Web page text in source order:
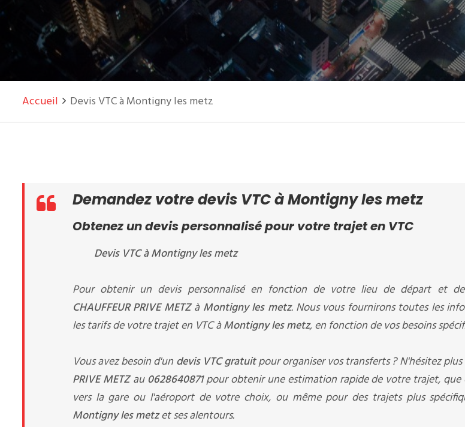
Accueil Devis VTC à Montigny les metz
Demandez votre devis VTC à Montigny les metz
Obtenez un devis personnalisé pour votre trajet en VTC
Devis VTC à Montigny les metz
Pour obtenir un devis personnalisé en fonction de votre lieu de départ et
CHAUFFEUR PRIVE METZà Montigny les metz. Nous vous fournirons toutes les
les tarifs de votre trajet en VTC àMontigny les metz, en fonction de vos besoins
Vous avez besoin d'un devis VTC gratuitpour organiser vos transferts ? N'hésitez
PRIVE METZau 0628640871pour obtenir une estimation rapide de votre trajet,
vers la gare ou l'aéroport de votre choix, ou même pour des trajets plus
Montigny les metzet ses alentours.